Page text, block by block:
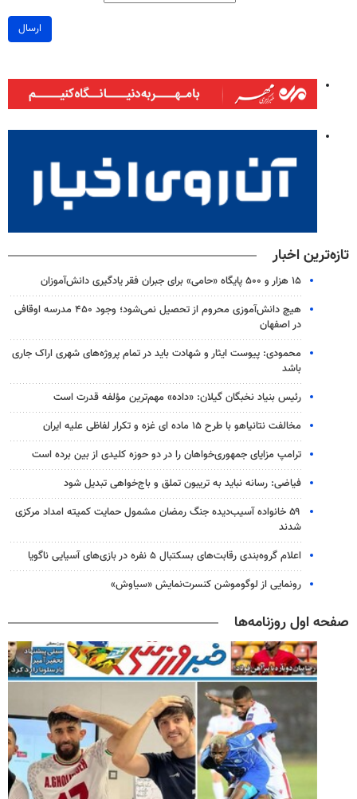
ارسال
تازه‌ترین اخبار
۱۵ هزار و ۵۰۰ پایگاه «حامی» برای جبران فقر یادگیری دانش‌آموزان
هیچ دانش‌آموزی محروم از تحصیل نمی‌شود؛ وجود ۴۵۰ مدرسه اوقافی
در اصفهان
محمودی: پیوست ایثار و شهادت باید در تمام پروژه‌های شهری اراک جاری
باشد
رئیس بنیاد نخبگان گیلان: «داده» مهم‌ترین مؤلفه قدرت است
مخالفت نتانیاهو با طرح ۱۵ ماده ای غزه و تکرار لفاظی علیه ایران
ترامپ مزایای جمهوری‌خواهان را در دو حوزه کلیدی از بین برده است
فیاضی: رسانه نباید به تریبون تملق و باج‌خواهی تبدیل شود
۵۹ خانواده آسیب‌دیده جنگ رمضان مشمول حمایت کمیته امداد مرکزی
شدند
اعلام گروه‌بندی رقابت‌های بسکتبال ۵ نفره در بازی‌های آسیایی ناگویا
رونمایی از لوگوموشن کنسرت‌نمایش «سیاوش»
صفحه اول روزنامه‌ها